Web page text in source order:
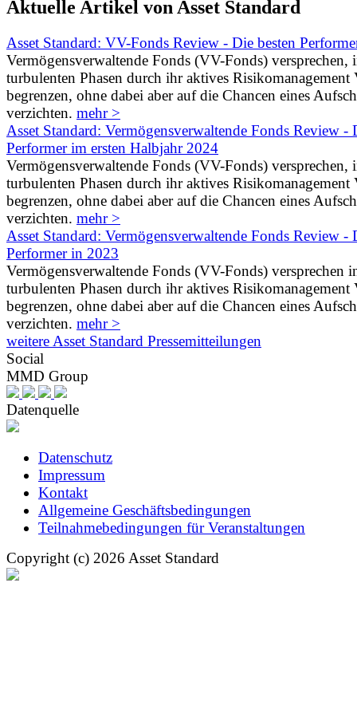
Aktuelle Artikel von Asset Standard
Asset Standard: VV-Fonds Review - Die besten
Vermögensverwaltende Fonds (VV-Fonds) versprechen,
turbulenten Phasen durch ihr aktives Risikomanagement
begrenzen, ohne dabei aber auf die Chancen eines
verzichten. mehr >
Asset Standard: Vermögensverwaltende Fonds Review -
Performer im ersten Halbjahr 2024
Vermögensverwaltende Fonds (VV-Fonds) versprechen,
turbulenten Phasen durch ihr aktives Risikomanagement
begrenzen, ohne dabei aber auf die Chancen eines
verzichten. mehr >
Asset Standard: Vermögensverwaltende Fonds Review -
Performer in 2023
Vermögensverwaltende Fonds (VV-Fonds) versprechen
turbulenten Phasen durch ihr aktives Risikomanagement
begrenzen, ohne dabei aber auf die Chancen eines
verzichten. mehr >
weitere Asset Standard Pressemitteilungen
Social
MMD Group
Datenquelle
Datenschutz
Impressum
Kontakt
Allgemeine Geschäftsbedingungen
Teilnahmebedingungen für Veranstaltungen
Copyright (c) 2026 Asset Standard